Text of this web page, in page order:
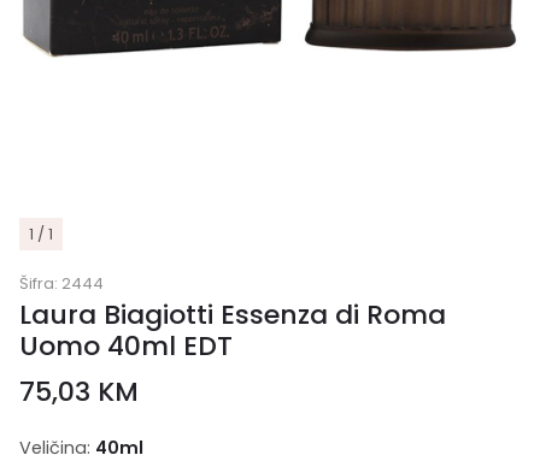
1 / 1
Šifra: 2444
Laura Biagiotti Essenza di Roma
Uomo 40ml EDT
75,03 KM
Veličina: 40ml